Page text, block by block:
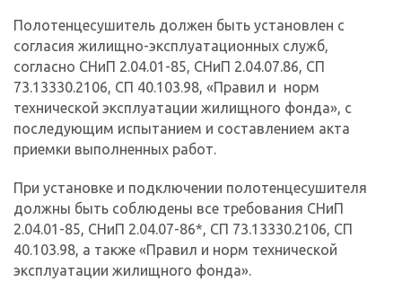
Полотенцесушитель должен быть установлен с
согласия жилищно-эксплуатационных служб,
согласно СНиП 2.04.01-85, СНиП 2.04.07.86, СП
73.13330.2106, СП 40.103.98, «Правил и норм
технической эксплуатации жилищного фонда», с
последующим испытанием и составлением акта
приемки выполненных работ.
При установке и подключении полотенцесушителя
должны быть соблюдены все требования СНиП
2.04.01-85, СНиП 2.04.07-86*, СП 73.13330.2106, СП
40.103.98, а также «Правил и норм технической
эксплуатации жилищного фонда».